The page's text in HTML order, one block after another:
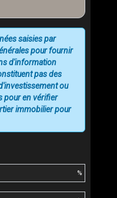
%
saisies par
pour fournir
d'information
pas des
ou
pour en vérifier
immobilier pour